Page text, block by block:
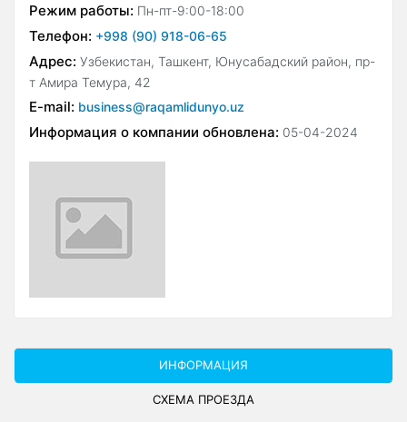
Режим работы: Пн-пт-9:00-18:00
Телефон: +998 (90) 918-06-65
Адрес: Узбекистан, Ташкент, Юнусабадский район, пр-
т Амира Темура, 42
E-mail: business@raqamlidunyo.uz
Информация о компании обновлена: 05-04-2024
ИНФОРМАЦИЯ
СХЕМА ПРОЕЗДА